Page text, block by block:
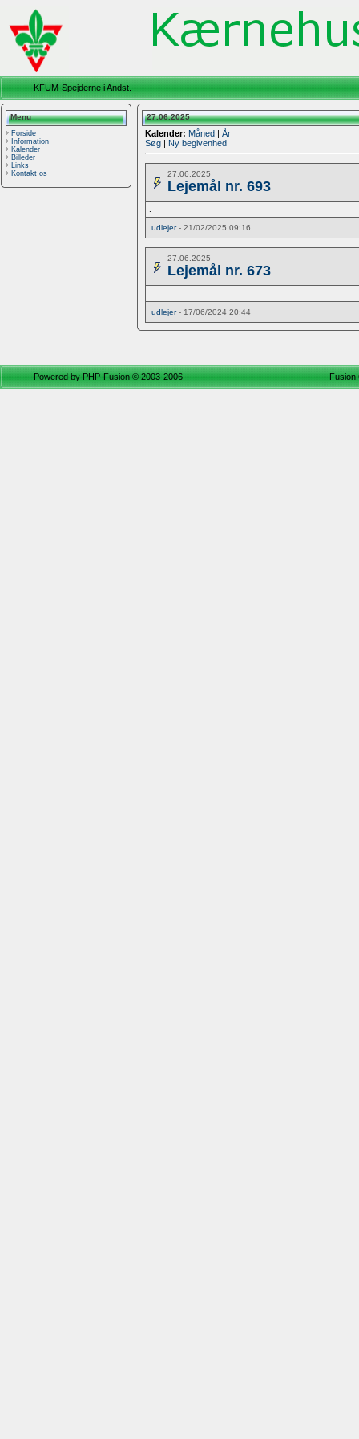
KFUM-Spejderne i Andst.
Menu
Forside
Information
Kalender
Billeder
Links
Kontakt os
27.06.2025
Kalender: Måned | År
Søg | Ny begivenhed
27.06.2025
Lejemål nr. 693
udlejer- 21/02/2025 09:16
27.06.2025
Lejemål nr. 673
udlejer- 17/06/2024 20:44
Powered byPHP-Fusion© 2003-2006 Fusion